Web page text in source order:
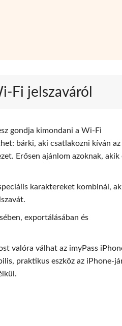
Fi jelszaváról
gondja kimondani a Wi-Fi
bárki, aki csatlakozni kíván
Erősen ajánlom azoknak, akik
karaktereket kombinál,
exportálásában és
valóra válhat az imyPass
praktikus eszköz az iPhone-